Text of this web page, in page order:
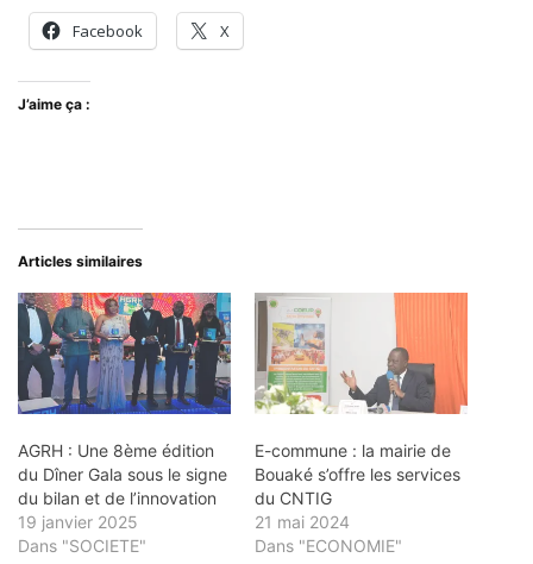
Facebook X
J’aime ça :
Articles similaires
AGRH : Une 8ème édition
du Dîner Gala sous le signe
du bilan et de l’innovation
19 janvier 2025
Dans "SOCIETE"
E-commune : la mairie de
Bouaké s’offre les services
du CNTIG
21 mai 2024
Dans "ECONOMIE"